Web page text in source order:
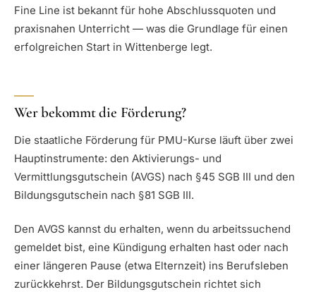
Fine Line ist bekannt für hohe Abschlussquoten und
praxisnahen Unterricht — was die Grundlage für einen
erfolgreichen Start in Wittenberge legt.
Wer bekommt die Förderung?
Die staatliche Förderung für PMU-Kurse läuft über zwei
Hauptinstrumente: den Aktivierungs- und
Vermittlungsgutschein (AVGS) nach §45 SGB III und den
Bildungsgutschein nach §81 SGB III.
Den AVGS kannst du erhalten, wenn du arbeitssuchend
gemeldet bist, eine Kündigung erhalten hast oder nach
einer längeren Pause (etwa Elternzeit) ins Berufsleben
zurückkehrst. Der Bildungsgutschein richtet sich